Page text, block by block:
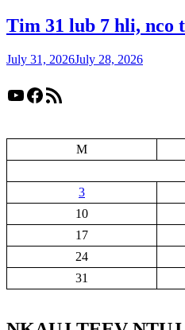
Tim 31 lub 7 hli, nco
July 31, 2026July 28, 2026
YouTube
Facebook
RSS Feed
M
3
10
17
24
31